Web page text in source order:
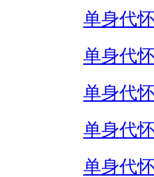
单身代
单身代
单身代
单身代
单身代